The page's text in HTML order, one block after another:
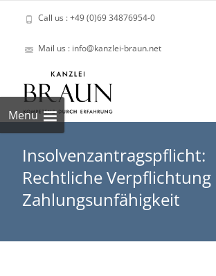
Call us : +49 (0)69 34876954-0
Mail us : info@kanzlei-braun.net
Menu
Insolvenzantragspflicht:
Rechtliche Verpflichtung
Zahlungsunfähigkeit